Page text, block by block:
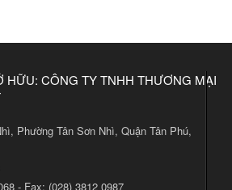
HỮU: CÔNG TY TNHH THƯƠNG MẠI
Phường Tân Sơn Nhì, Quận Tân Phú,
- Fax: (028) 3812 0987